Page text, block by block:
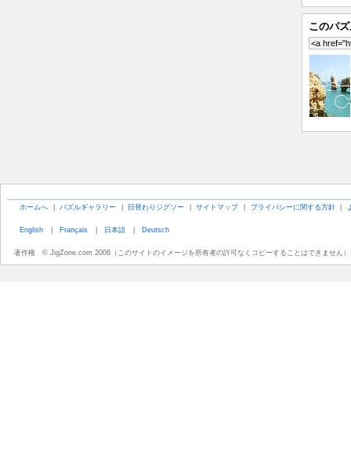
このパ
ホームへ | パズルギャラリー | 日替わりジグソー | サイトマップ | プライバシーに関する方針 |
English | Français | 日本語 | Deutsch
著作権 © JigZone.com 2006（このサイトのイメージを所有者の許可なくコピーすることはできません）